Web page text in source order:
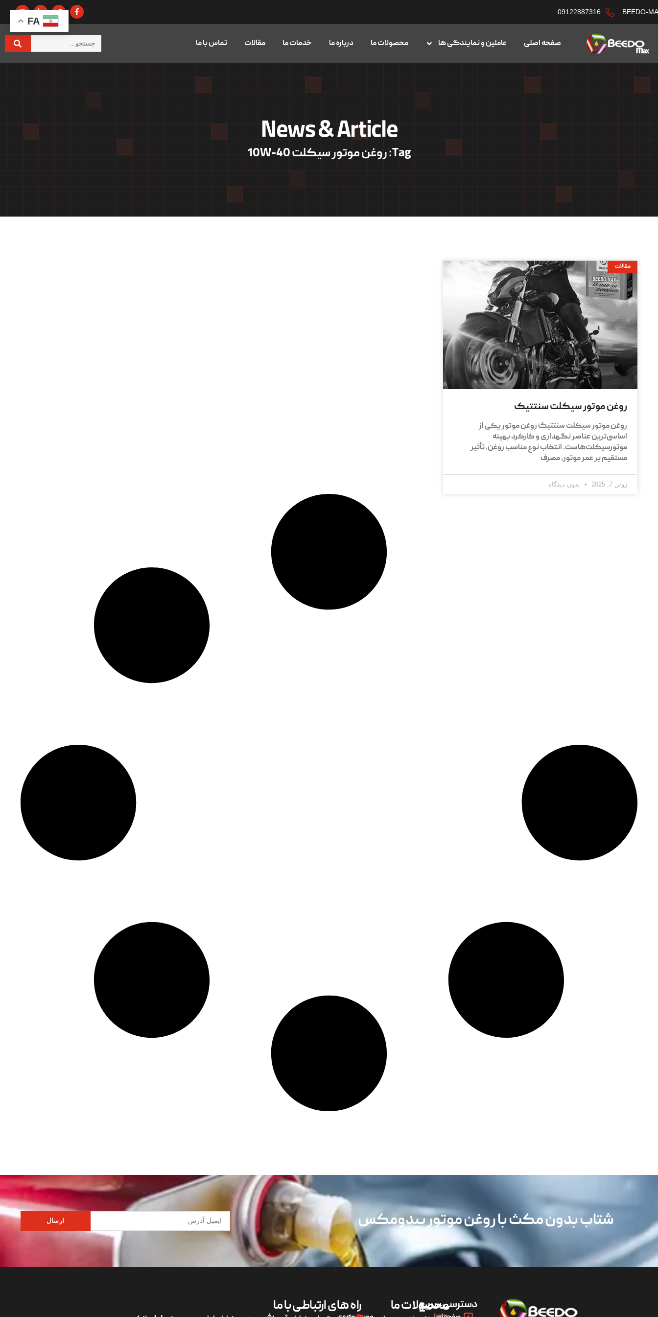
BEEDO-
09122887316
صفحه اصلی عاملین و نمایندگی ها محصولات ما درباره ما خدمات ما مقالات تماس با ما
News & Article
Tag: روغن موتور سیکلت 10W-40
مقالات
روغن موتور سیکلت سنتتیک
روغن موتور سیکلت سنتتیک روغن موتور یکی از
اساسی‌ترین عناصر نگهداری و کارکرد بهینه
موتورسیکلت‌هاست. انتخاب نوع مناسب روغن، تأثیر
مستقیم بر عمر موتور، مصرف
ژوئن 7, 2025 بدون دیدگاه
شتاب بدون مکث با روغن موتور بیدومکس ارسال
دسترسی سریع
محصولات ما راه های ارتباطی با ما
FA